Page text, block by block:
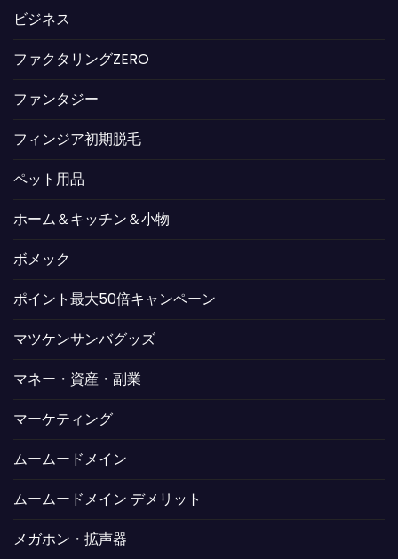
ビジネス
ファクタリングZERO
ファンタジー
フィンジア初期脱毛
ペット用品
ホーム＆キッチン＆小物
ボメック
ポイント最大50倍キャンペーン
マツケンサンバグッズ
マネー・資産・副業
マーケティング
ムームードメイン
ムームードメイン デメリット
メガホン・拡声器